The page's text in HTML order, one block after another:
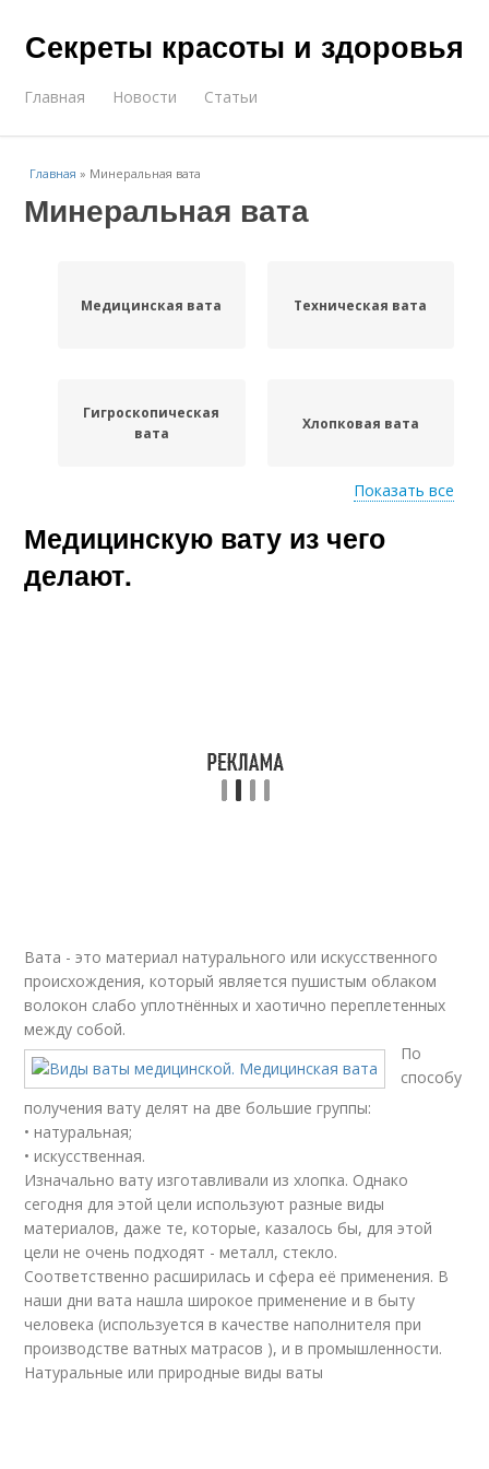
Секреты красоты и здоровья
Главная Новости Статьи
Главная » Минеральная вата
Минеральная вата
Медицинская вата Техническая вата
Гигроскопическая
вата
Хлопковая вата
Ваты для растений
минеральном
Показать все
Медицинскую вату из чего
делают.
Вата - это материал натурального или искусственного
происхождения, который является пушистым облаком
волокон слабо уплотнённых и хаотично переплетенных
между собой.
По
способу
получения вату делят на две большие группы:
• натуральная;
• искусственная.
Изначально вату изготавливали из хлопка. Однако
сегодня для этой цели используют разные виды
материалов, даже те, которые, казалось бы, для этой
цели не очень подходят - металл, стекло.
Соответственно расширилась и сфера её применения. В
наши дни вата нашла широкое применение и в быту
человека (используется в качестве наполнителя при
производстве ватных матрасов ), и в промышленности.
Натуральные или природные виды ваты